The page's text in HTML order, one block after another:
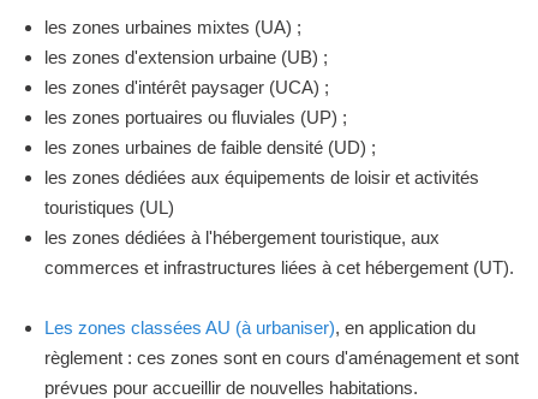
les zones urbaines mixtes (UA) ;
les zones d'extension urbaine (UB) ;
les zones d'intérêt paysager (UCA) ;
les zones portuaires ou fluviales (UP) ;
les zones urbaines de faible densité (UD) ;
les zones dédiées aux équipements de loisir et activités
touristiques (UL)
les zones dédiées à l'hébergement touristique, aux
commerces et infrastructures liées à cet hébergement (UT).
Les zones classées AU (à urbaniser), en application du
règlement : ces zones sont en cours d'aménagement et sont
prévues pour accueillir de nouvelles habitations.